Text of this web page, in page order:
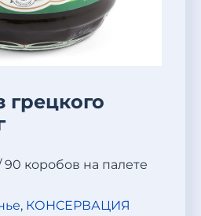
грецкого
90 коробов на палете
, КОНСЕРВАЦИЯ